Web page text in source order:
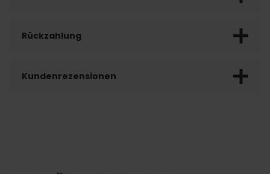
Rückzahlung
Kundenrezensionen